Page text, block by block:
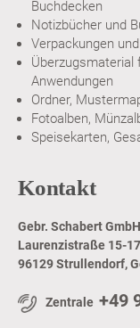
Buchdecken
Notizbücher und
Verpackungen
Überzugsmaterial
Anwendungen
Ordner,
Fotoalben,
Speisekarten,
Kontakt
Gebr. Schabert
Laurenzistraße 15-17
96129 Strullendorf,
Zentrale +49